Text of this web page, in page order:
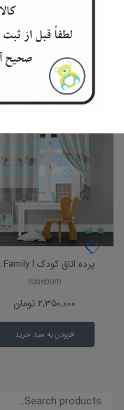
محصولات مرتبط
پرده اتاق کودک Family l...
roseborn
۲,۳۵۰,۰۰۰ تومان
افزودن به سبد خرید